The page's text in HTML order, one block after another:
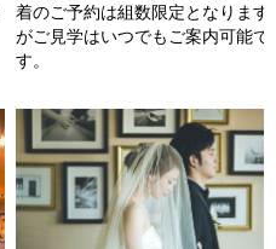
着のご予約は組数限定となります
がご見学はいつでもご案内可能で
す。